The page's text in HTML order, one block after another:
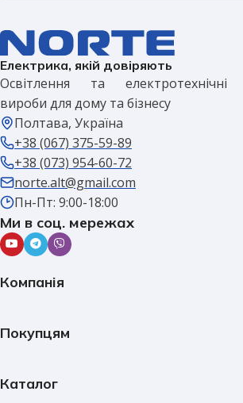
Електрика, якій довіряють
Освітлення та електротехнічні
вироби для дому та бізнесу
Полтава, Україна
+38 (067) 375-59-89
+38 (073) 954-60-72
norte.alt@gmail.com
Пн-Пт: 9:00-18:00
Ми в соц. мережах
Компанія
Покупцям
Каталог